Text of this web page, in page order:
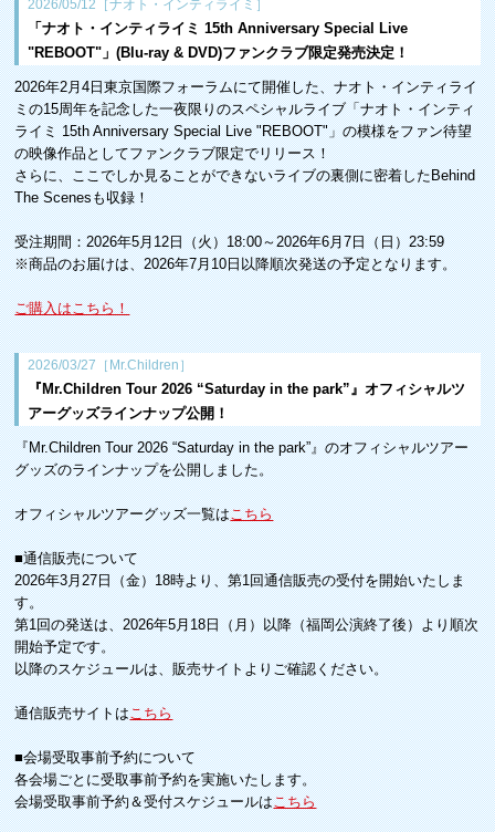
2026/05/12［ナオト・インティライミ］
「ナオト・インティライミ 15th Anniversary Special Live
"REBOOT"」(Blu-ray & DVD)ファンクラブ限定発売決定！
2026年2月4日東京国際フォーラムにて開催した、ナオト・インティライ
ミの15周年を記念した一夜限りのスペシャルライブ「ナオト・インティ
ライミ 15th Anniversary Special Live "REBOOT"」の模様をファン待望
の映像作品としてファンクラブ限定でリリース！
さらに、ここでしか見ることができないライブの裏側に密着したBehind
The Scenesも収録！
受注期間：2026年5月12日（火）18:00～2026年6月7日（日）23:59
※商品のお届けは、2026年7月10日以降順次発送の予定となります。
ご購入はこちら！
2026/03/27［Mr.Children］
『Mr.Children Tour 2026 “Saturday in the park”』オフィシャルツ
アーグッズラインナップ公開！
『Mr.Children Tour 2026 “Saturday in the park”』のオフィシャルツアー
グッズのラインナップを公開しました。
オフィシャルツアーグッズ一覧はこちら
■通信販売について
2026年3月27日（金）18時より、第1回通信販売の受付を開始いたしま
す。
第1回の発送は、2026年5月18日（月）以降（福岡公演終了後）より順次
開始予定です。
以降のスケジュールは、販売サイトよりご確認ください。
通信販売サイトはこちら
■会場受取事前予約について
各会場ごとに受取事前予約を実施いたします。
会場受取事前予約＆受付スケジュールはこちら